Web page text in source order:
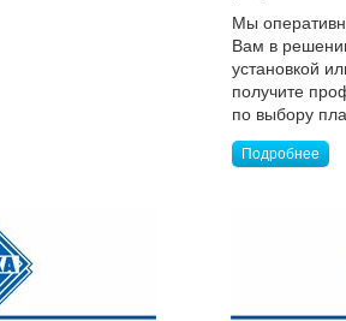
Мы
Вам в
установкой
получите
по выбору
Подробнее